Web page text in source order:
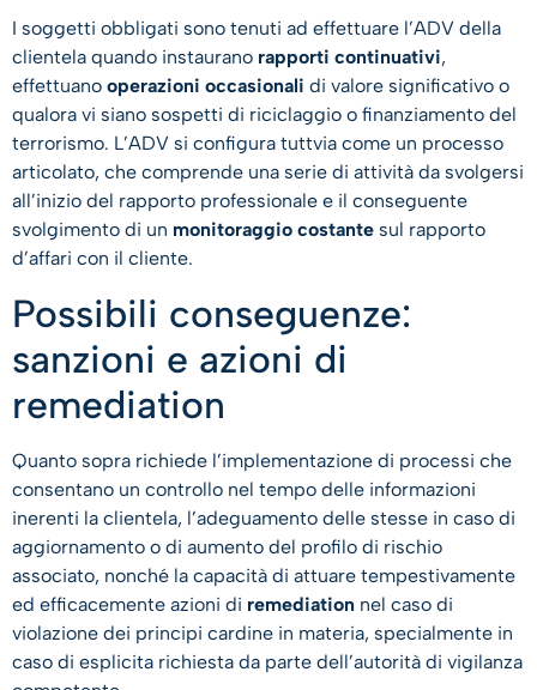
I soggetti obbligati sono tenuti ad effettuare l’ADV della
clientela quando instaurano rapporti continuativi,
effettuano operazioni occasionali di valore significativo o
qualora vi siano sospetti di riciclaggio o finanziamento del
terrorismo. L’ADV si configura tuttvia come un processo
articolato, che comprende una serie di attività da svolgersi
all’inizio del rapporto professionale e il conseguente
svolgimento di un monitoraggio costante sul rapporto
d’affari con il cliente.
Possibili conseguenze:
sanzioni e azioni di
remediation
Quanto sopra richiede l’implementazione di processi che
consentano un controllo nel tempo delle informazioni
inerenti la clientela, l’adeguamento delle stesse in caso di
aggiornamento o di aumento del profilo di rischio
associato, nonché la capacità di attuare tempestivamente
ed efficacemente azioni di remediation nel caso di
violazione dei principi cardine in materia, specialmente in
caso di esplicita richiesta da parte dell’autorità di vigilanza